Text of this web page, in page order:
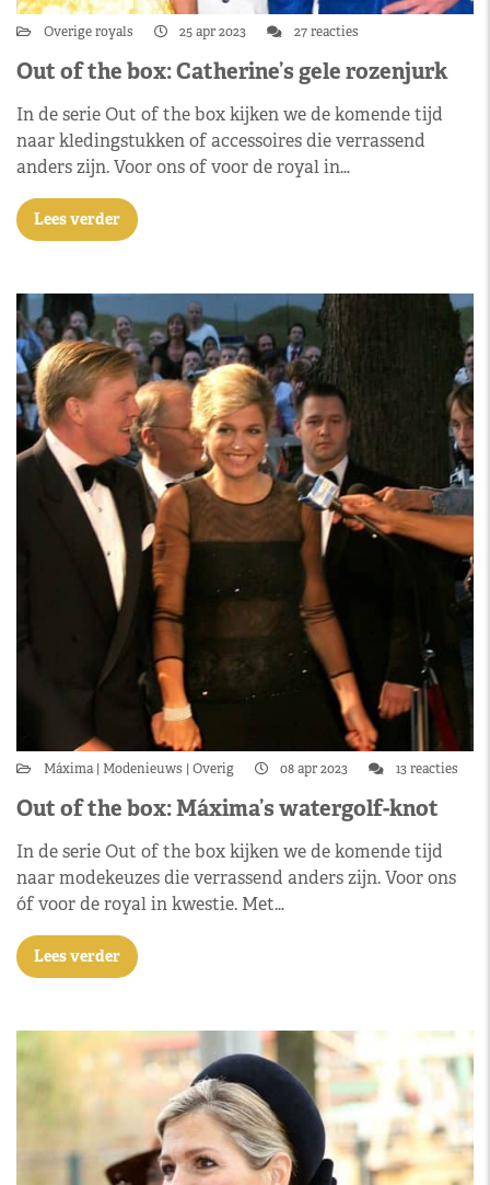
Overige royals 25 apr 2023 27 reacties
Out of the box: Catherine’s gele rozenjurk
In de serie Out of the box kijken we de komende tijd
naar kledingstukken of accessoires die verrassend
anders zijn. Voor ons of voor de royal in…
Lees verder
Máxima Modenieuws Overig 08 apr 2023 13 reacties
Out of the box: Máxima’s watergolf-knot
In de serie Out of the box kijken we de komende tijd
naar modekeuzes die verrassend anders zijn. Voor ons
óf voor de royal in kwestie. Met…
Lees verder